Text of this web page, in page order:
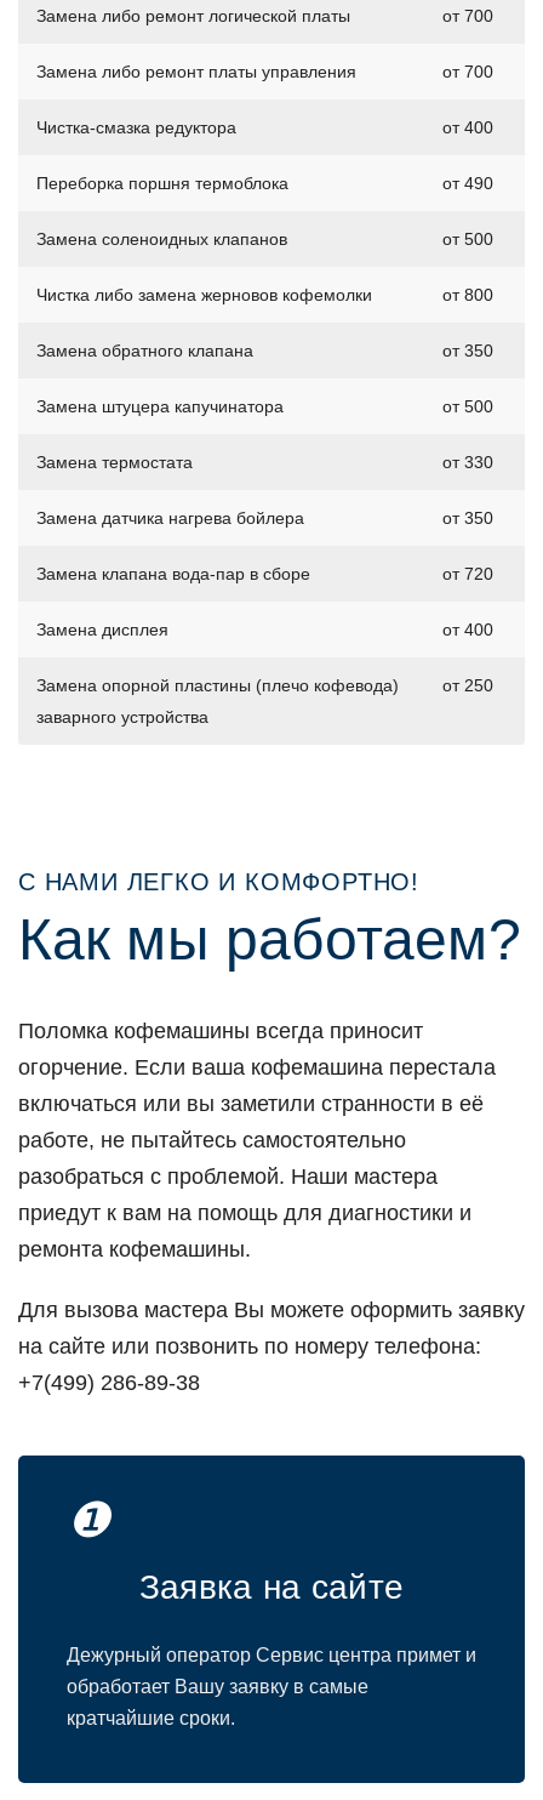
Замена либо ремонт логической платы от 700
Замена либо ремонт платы управления от 700
Чистка-смазка редуктора от 400
Переборка поршня термоблока от 490
Замена соленоидных клапанов от 500
Чистка либо замена жерновов кофемолки от 800
Замена обратного клапана от 350
Замена штуцера капучинатора от 500
Замена термостата от 330
Замена датчика нагрева бойлера от 350
Замена клапана вода-пар в сборе от 720
Замена дисплея от 400
Замена опорной пластины (плечо кофевода)
заварного устройства
от 250
С НАМИ ЛЕГКО И КОМФОРТНО!
Как мы работаем?
Поломка кофемашины всегда приносит
огорчение. Если ваша кофемашина перестала
включаться или вы заметили странности в её
работе, не пытайтесь самостоятельно
разобраться с проблемой. Наши мастера
приедут к вам на помощь для диагностики и
ремонта кофемашины.
Для вызова мастера Вы можете оформить заявку
на сайте или позвонить по номеру телефона:
+7(499) 286-89-38
❶
Заявка на сайте
Дежурный оператор Сервис центра примет и
обработает Вашу заявку в самые
кратчайшие сроки.